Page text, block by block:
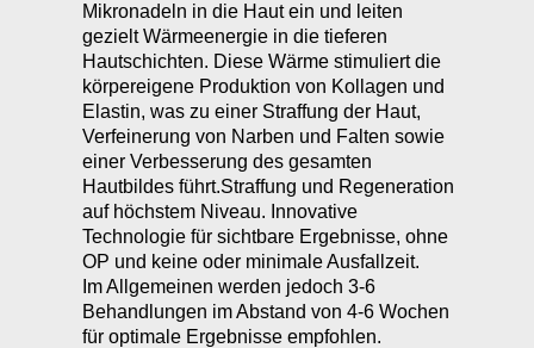
Mikronadeln in die Haut ein und leiten
gezielt Wärmeenergie in die tieferen
Hautschichten. Diese Wärme stimuliert die
körpereigene Produktion von Kollagen und
Elastin, was zu einer Straffung der Haut,
Verfeinerung von Narben und Falten sowie
einer Verbesserung des gesamten
Hautbildes führt.Straffung und Regeneration
auf höchstem Niveau. Innovative
Technologie für sichtbare Ergebnisse, ohne
OP und keine oder minimale Ausfallzeit.
Im Allgemeinen werden jedoch 3-6
Behandlungen im Abstand von 4-6 Wochen
für optimale Ergebnisse empfohlen.